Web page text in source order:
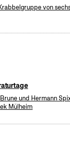
von
und Hermann
Mülheim